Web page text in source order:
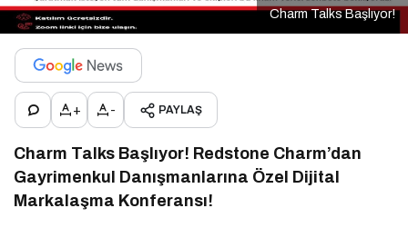
Charm Talks Başlıyor!
+ - PAYLAŞ
Charm Talks Başlıyor! Redstone Charm’dan
Gayrimenkul Danışmanlarına Özel Dijital
Markalaşma Konferansı!